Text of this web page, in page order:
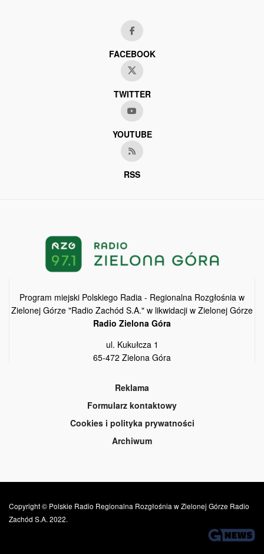
FACEBOOK
TWITTER
YOUTUBE
RSS
Program miejski Polskiego Radia - Regionalna Rozgłośnia w
Zielonej Górze "Radio Zachód S.A." w likwidacji w Zielonej Górze
Radio Zielona Góra
ul. Kukułcza 1
65-472 Zielona Góra
Reklama
Formularz kontaktowy
Cookies i polityka prywatności
Archiwum
Copyright © Polskie Radio Regionalna Rozgłośnia w Zielonej Górze Radio
Zachód S.A. 2022.